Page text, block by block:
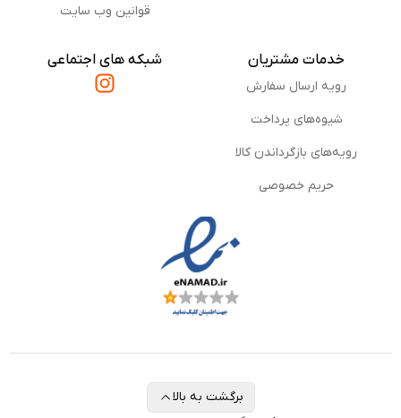
قوانین وب سایت
خدمات مشتریان
رویه ارسال سفارش
شیوه‌های پرداخت
رویه‌های بازگرداندن کالا
حریم خصوصی
شبکه های اجتماعی
برگشت به بالا